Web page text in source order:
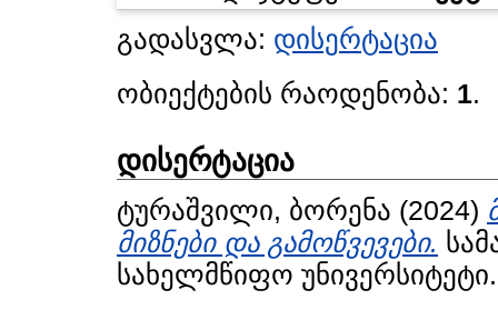
გადასვლა: დისერტაცია
ობიექტების რაოდენობა: 1.
დისერტაცია
ტურაშვილი, ბორენა (2024)
მიზნები და გამოწვევები.
სახელმწიფო უნივერსიტეტი.